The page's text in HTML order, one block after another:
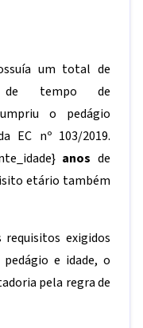
um total de
tempo de
o pedágio
EC nº 103/2019.
anos de
etário também
exigidos
e idade, o
pela regra de